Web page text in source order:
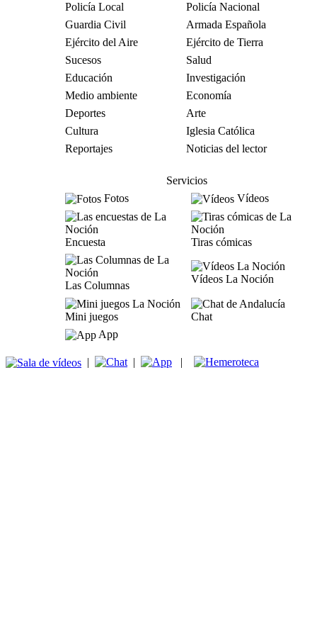
Policía Local
Policía Nacional
Guardia Civil
Armada Española
Ejército del Aire
Ejército de Tierra
Sucesos
Salud
Educación
Investigación
Medio ambiente
Economía
Deportes
Arte
Cultura
Iglesia Católica
Reportajes
Noticias del lector
Servicios
Fotos
Vídeos
Encuesta Tiras cómicas
Las Columnas
Vídeos La Noción
Mini juegos
Chat
App
| | |